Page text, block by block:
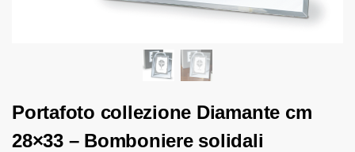
Portafoto collezione Diamante cm
28×33 – Bomboniere solidali